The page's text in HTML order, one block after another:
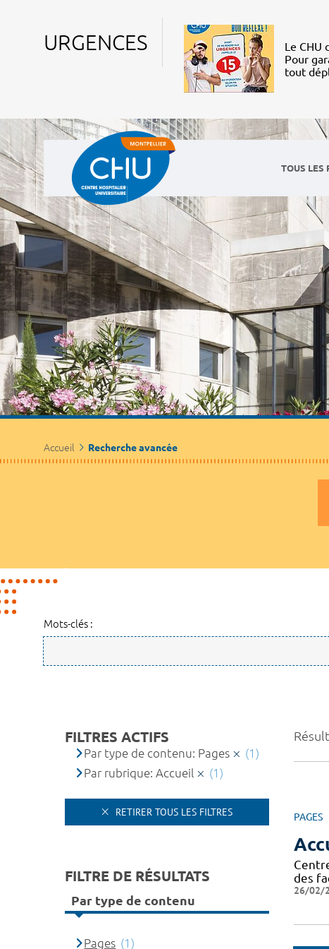
URGENCES
Le CHU
Pour
tout
TOUS LES
Accueil Recherche avancée
Mots-clés :
PAGES
des
26/02/
FILTRES ACTIFS
Par type de contenu: Pages
(1)
Par rubrique: Accueil
(1)
RETIRER TOUS LES FILTRES
FILTRE DE RÉSULTATS
Par type de contenu
Pages (1)